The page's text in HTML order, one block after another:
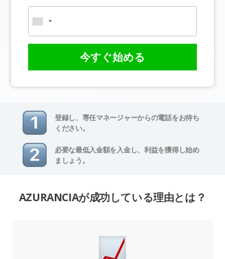
今すぐ始める
登録し、専任マネージャーからの電話をお待ち
ください。
必要な最低入金額を入金し、利益を獲得し始め
ましょう。
AZURANCIAが成功している理由とは？